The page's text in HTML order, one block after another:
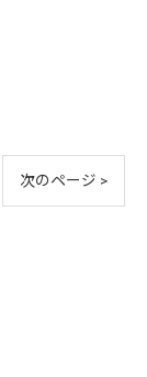
次のページ >